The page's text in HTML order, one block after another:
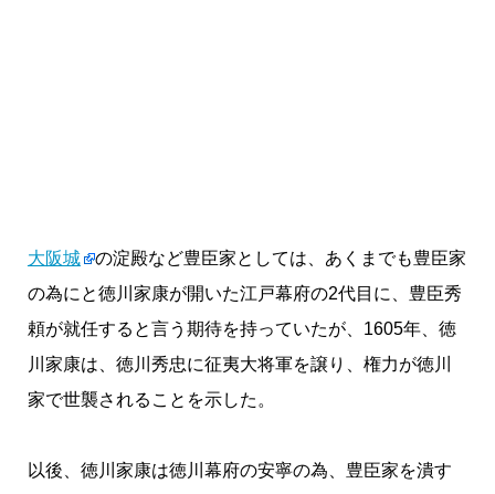
大阪城
の淀殿など豊臣家としては、あくまでも豊臣家
の為にと徳川家康が開いた江戸幕府の2代目に、豊臣秀
頼が就任すると言う期待を持っていたが、1605年、徳
川家康は、徳川秀忠に征夷大将軍を譲り、権力が徳川
家で世襲されることを示した。
以後、徳川家康は徳川幕府の安寧の為、豊臣家を潰す